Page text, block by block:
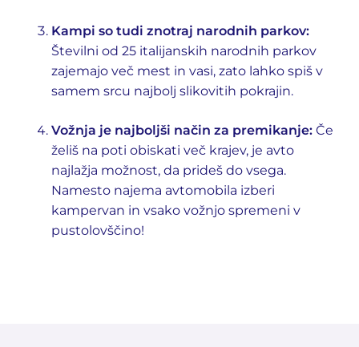
Kampi so tudi znotraj narodnih parkov:
Številni od 25 italijanskih narodnih parkov
zajemajo več mest in vasi, zato lahko spiš v
samem srcu najbolj slikovitih pokrajin.
Vožnja je najboljši način za premikanje: Če
želiš na poti obiskati več krajev, je avto
najlažja možnost, da prideš do vsega.
Namesto najema avtomobila izberi
kampervan in vsako vožnjo spremeni v
pustolovščino!